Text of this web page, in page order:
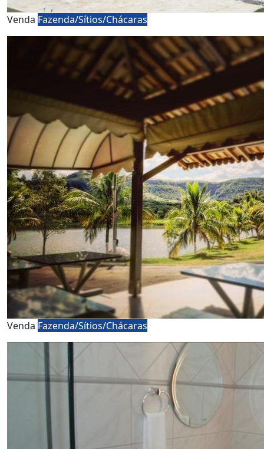
Venda Fazenda/Sítios/Chácaras
Venda Fazenda/Sítios/Chácaras